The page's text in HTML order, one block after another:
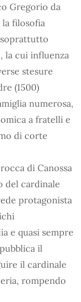
Gregorio da
filosofia
la cui influenza
stesure
(1500)
numerosa,
a fratelli e
di corte
di Canossa
del cardinale
protagonista
e quasi sempre
il
il cardinale
rompendo